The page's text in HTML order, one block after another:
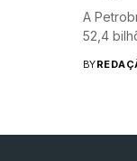
A
52,4
BY